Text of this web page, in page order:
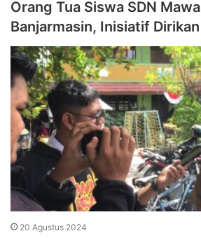
Orang Tua Siswa SDN
Banjarmasin, Inisiatif
20 Agustus 2024